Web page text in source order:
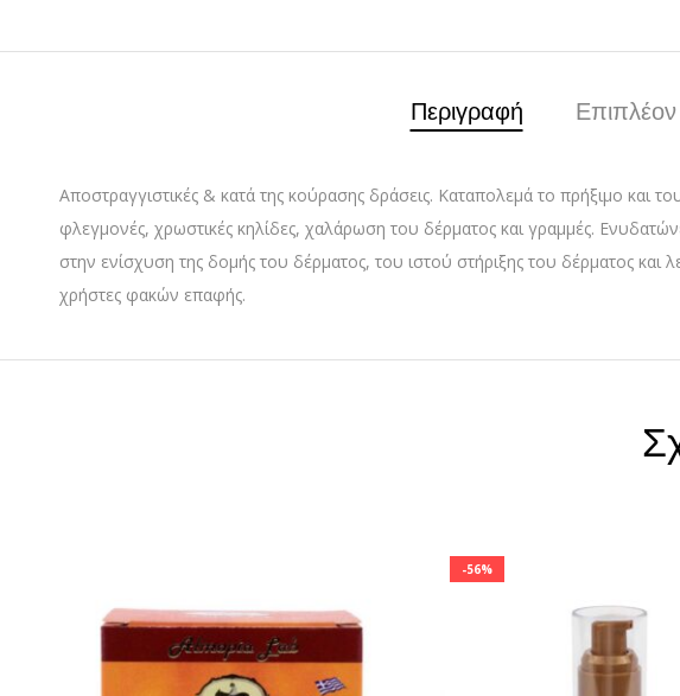
Περιγραφή
Αποστραγγιστικές & κατά της κούρασης δράσεις. Καταπολεμά το πρήξιμο
φλεγμονές, χρωστικές κηλίδες, χαλάρωση του δέρματος και γραμμές.
στην ενίσχυση της δομής του δέρματος, του ιστού στήριξης του δέρματος και
χρήστες φακών επαφής.
-56%